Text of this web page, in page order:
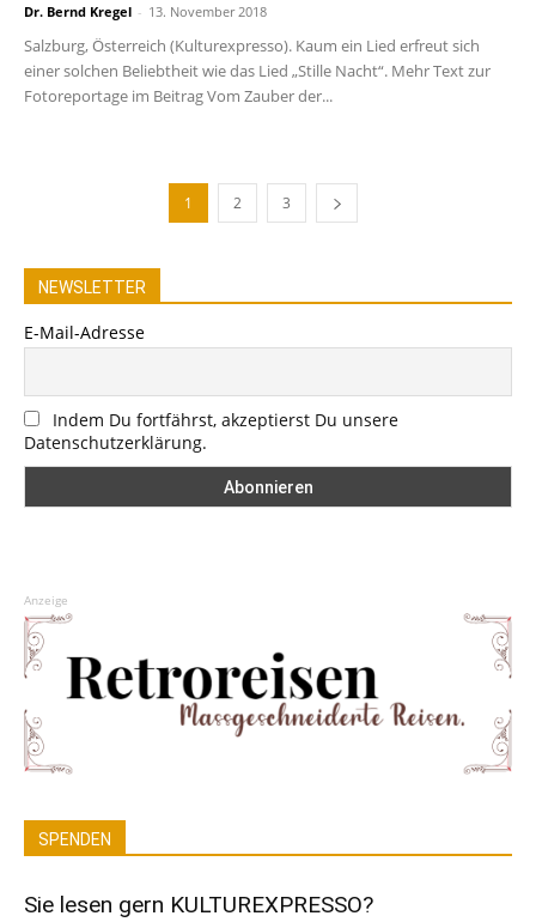
Dr. Bernd Kregel - 13. November 2018
Salzburg, Österreich (Kulturexpresso). Kaum ein Lied erfreut sich
einer solchen Beliebtheit wie das Lied „Stille Nacht“. Mehr Text zur
Fotoreportage im Beitrag Vom Zauber der...
1 2 3
NEWSLETTER
E-Mail-Adresse
Indem Du fortfährst, akzeptierst Du unsere
Datenschutzerklärung.
Anzeige
SPENDEN
Sie lesen gern KULTUREXPRESSO?